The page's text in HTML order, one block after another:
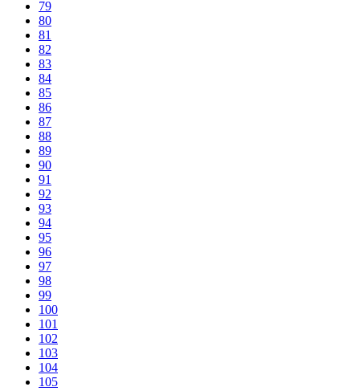
79
80
81
82
83
84
85
86
87
88
89
90
91
92
93
94
95
96
97
98
99
100
101
102
103
104
105